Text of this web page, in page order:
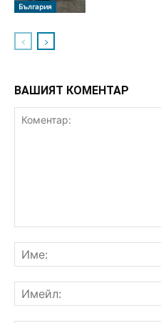
България
ВАШИЯТ КОМЕНТАР